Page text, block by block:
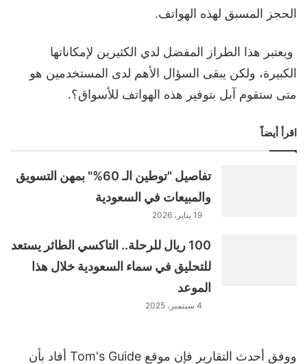
الحجز المسبق لهذه الهواتف.
ويعتبر هذا الطراز المفضل لدي الكثيرين لإمكاناتها
الكبيرة، ولكن يبقى السؤال الأهم لدى المستخدمين هو
متى ستقوم آبل بتوفير هذه الهواتف للأسواق؟.
اقرأ أيضاً
تفاصيل "توطين الـ 60%" بمهن التسويق
والمبيعات في السعودية
19 يناير، 2026
100 ريال للرحلة.. التاكسي الطائر يستعد
للتحليق في سماء السعودية خلال هذا
الموعد
4 سبتمبر، 2025
ووفق أحدث التقارير فإن موقع Tom's Guide أفاد بأن